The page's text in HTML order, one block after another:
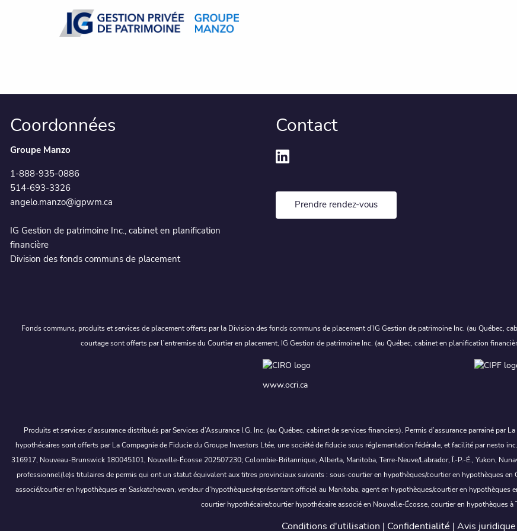
Skip to main content
Coordonnées
Groupe Manzo
1-888-935-0886
514-693-3326
angelo.manzo@igpwm.ca
IG Gestion de patrimoine Inc., cabinet en planification
financière
Division des fonds communs de placement
Contact
Prendre rendez-vous
Fonds communs, produits et services de placement offerts par la Division des fonds communs de placement d’IG Gestion de patrimoine Inc. (au Québec,
courtage sont offerts par l’entremise du Courtier en placement, IG Gestion de patrimoine Inc. (au Québec, cabinet en planification
www.ocri.ca
Produits et services d’assurance distribués par Services d’Assurance I.G. Inc. (au Québec, cabinet de services financiers). Permis d’assurance parrainé par
hypothécaires sont offerts par La Compagnie de Fiducie du Groupe Investors Ltée, une société de fiducie sous réglementation fédérale, et facilité par nesto
316917, Nouveau-Brunswick 180045101, Nouvelle-Écosse 202507230; Colombie-Britannique, Alberta, Manitoba, Terre-Neuve/Labrador, Î.-P.-É., Yukon,
professionnel(le)s titulaires de permis qui ont un statut équivalent aux titres provinciaux suivants : sous-courtier en hypothèques/courtier en hypothèques
associé/courtier en hypothèques en Saskatchewan, vendeur d’hypothèques/représentant officiel au Manitoba, agent en hypothèques/courtier en
courtier hypothécaire/courtier hypothécaire associé en Nouvelle-Écosse, courtier en hypothèques à
Conditions d'utilisation | Confidentialité | Avis juridique